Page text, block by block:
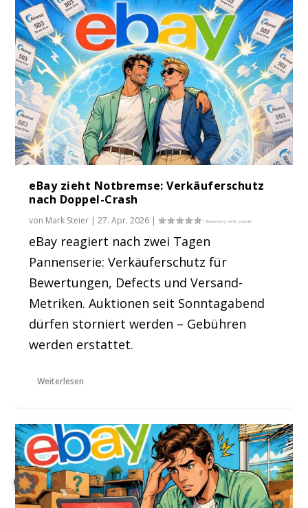
eBay zieht Notbremse: Verkäuferschutz
nach Doppel-Crash
von Mark Steier |27. Apr. 2026 |
eBay reagiert nach zwei Tagen
Pannenserie: Verkäuferschutz für
Bewertungen, Defects und Versand-
Metriken. Auktionen seit Sonntagabend
dürfen storniert werden – Gebühren
werden erstattet.
Weiterlesen